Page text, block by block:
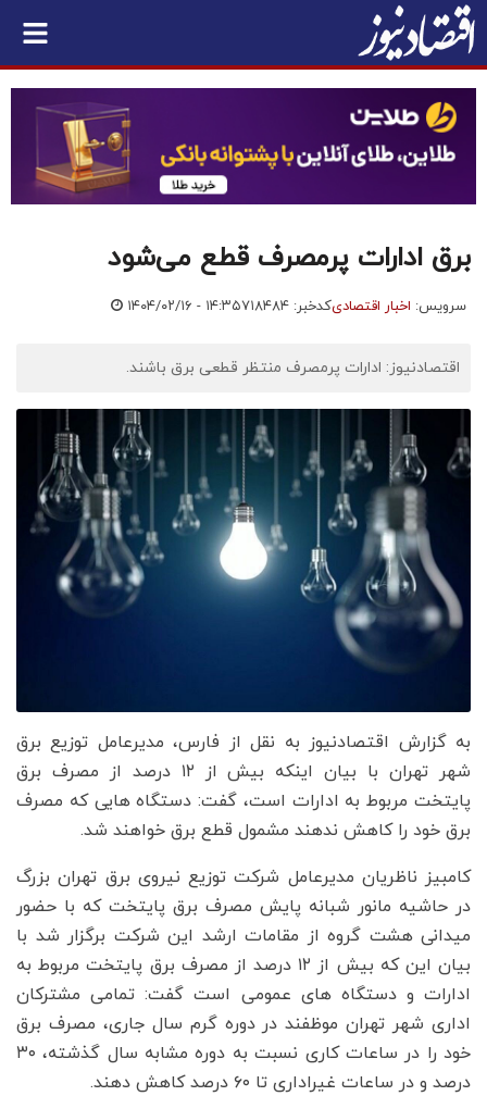
برق ادارات پرمصرف قطع می‌شود
سرویس: اخبار اقتصادیکدخبر: ۷۱۸۴۸۴ ۱۴۰۴/۰۲/۱۶ - ۱۴:۳۵
اقتصادنیوز: ادارات پرمصرف منتظر قطعی برق باشند.
به گزارش اقتصادنیوز به نقل از فارس، مدیرعامل توزیع برق
شهر تهران با بیان اینکه بیش از ۱۲ درصد از مصرف برق
پایتخت مربوط به ادارات است، گفت: دستگاه هایی که مصرف
برق خود را کاهش ندهند مشمول قطع برق خواهند شد.
کامبیز ناظریان مدیرعامل شرکت توزیع نیروی برق تهران بزرگ
در حاشیه مانور شبانه پایش مصرف برق پایتخت که با حضور
میدانی هشت گروه از مقامات ارشد این شرکت برگزار شد با
بیان این که بیش از ۱۲ درصد از مصرف برق پایتخت مربوط به
ادارات و دستگاه های عمومی است گفت: تمامی مشترکان
اداری شهر تهران موظفند در دوره گرم سال جاری، مصرف برق
خود را در ساعات کاری نسبت به دوره مشابه سال گذشته، ۳۰
درصد و در ساعات غیراداری تا ۶۰ درصد کاهش دهند.